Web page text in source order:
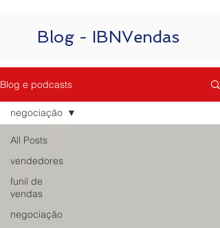
Blog - IBNVendas
Blog e podcasts
All Posts
vendedores
funil de
vendas
negociação
negociação